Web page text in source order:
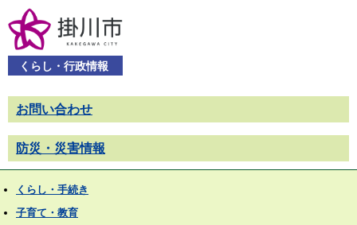
くらし・行政情報
お問い合わせ
防災・災害情報
くらし・手続き
子育て・教育